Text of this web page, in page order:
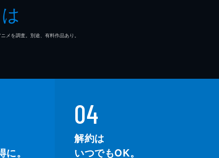
を調査。別途、有料作品あり。
。
04
解約は
いつでもOK。